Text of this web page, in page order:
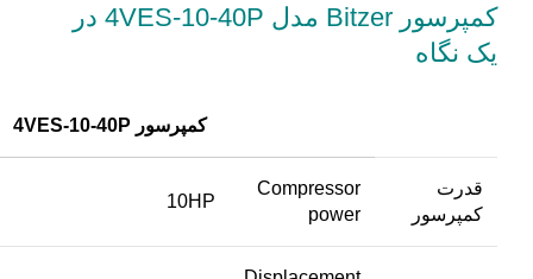
کم‍‍‍‍‍پرسور Bitzer مدل 4VES-10-40P
در
یک نگاه
کمپرسور 4VES-10-40P
قدرت
کمپرسور
Compressor
power
10HP